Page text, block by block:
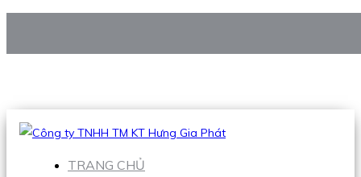
Hotline:0938 906 663
TRANG CHỦ